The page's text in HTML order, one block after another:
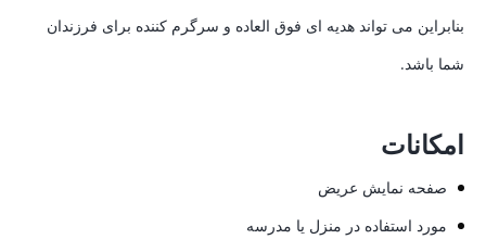
بنابراین می تواند هدیه ای فوق العاده و سرگرم کننده برای فرزندان
شما باشد.
امکانات
صفحه نمایش عریض
مورد استفاده در منزل یا مدرسه